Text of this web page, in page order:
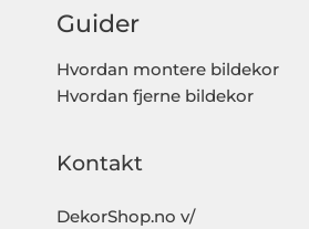
Guider
Hvordan montere bildekor
Hvordan fjerne bildekor
Kontakt
DekorShop.no v/